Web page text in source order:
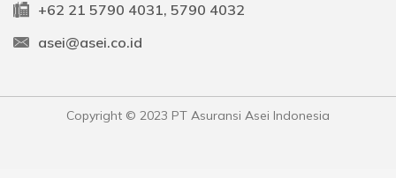
+62 21 5790 4031, 5790 4032
asei@asei.co.id
Copyright © 2023 PT Asuransi Asei Indonesia